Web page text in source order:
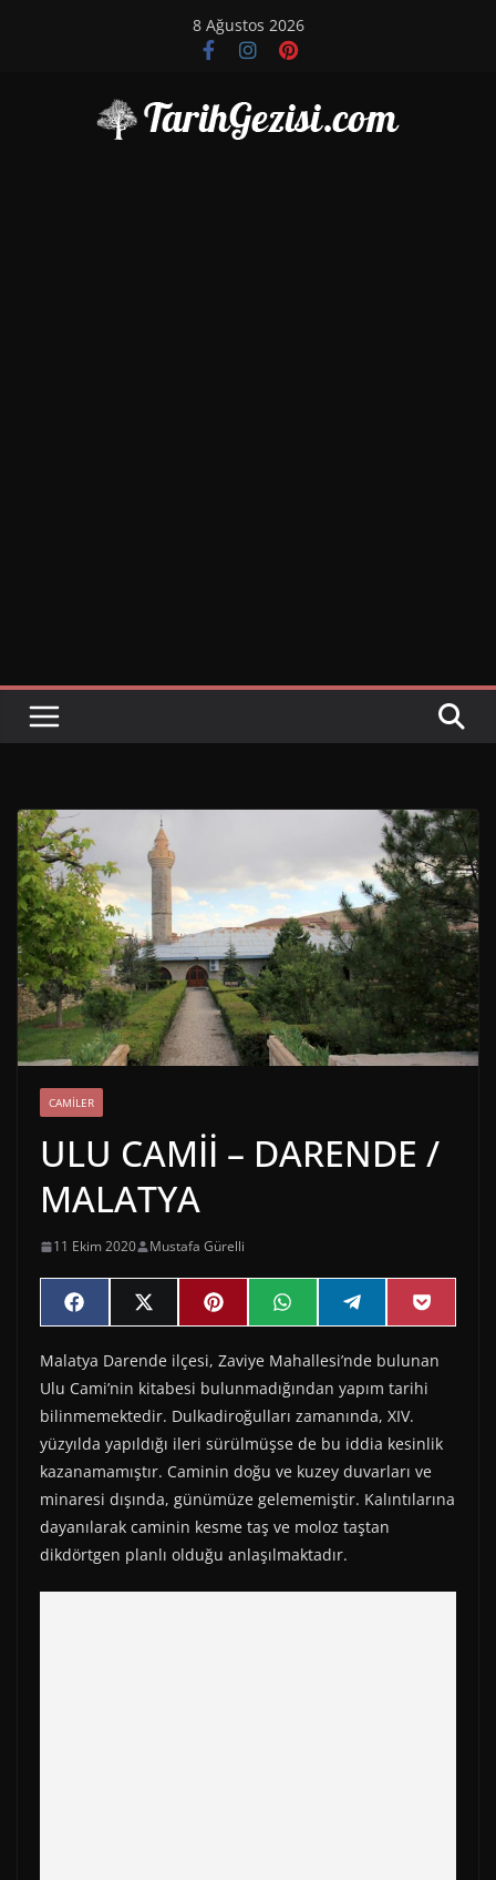
8 Ağustos 2026
CAMILER
ULU CAMİİ – DARENDE /
MALATYA
11 Ekim 2020 Mustafa Gürelli
Share
on
F
a
e
b
o
o
k
Share
on
X
(
w
i
t
t
e
r
)
Share
on
P
i
t
e
r
e
s
t
Share
on
W
h
t
s
A
p
p
Share
on
e
e
g
r
a
m
Share
on
P
o
k
Malatya Darende ilçesi, Zaviye Mahallesi’nde bulunan
Ulu Cami’nin kitabesi bulunmadığından yapım tarihi
bilinmemektedir. Dulkadiroğulları zamanında, XIV.
yüzyılda yapıldığı ileri sürülmüşse de bu iddia kesinlik
kazanamamıştır. Caminin doğu ve kuzey duvarları ve
minaresi dışında, günümüze gelememiştir. Kalıntılarına
dayanılarak caminin kesme taş ve moloz taştan
dikdörtgen planlı olduğu anlaşılmaktadır.